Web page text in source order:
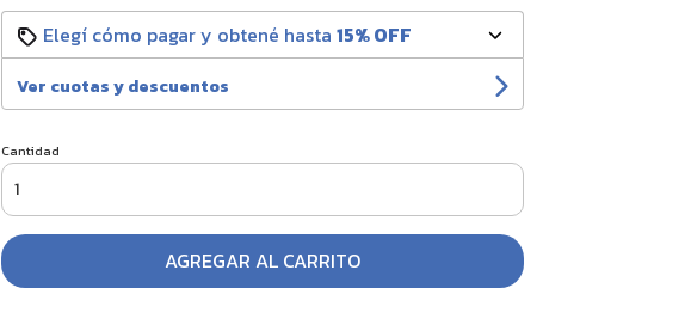
Elegí cómo pagar y obtené hasta 15% OFF
Ver cuotas y descuentos
Cantidad
AGREGAR AL CARRITO